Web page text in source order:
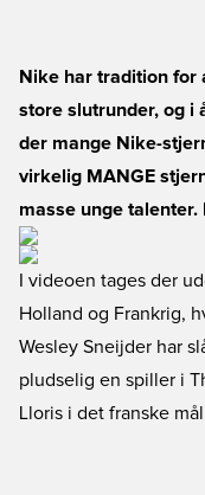
Nike har tradition for
store slutrunder, og i
der mange Nike-
virkelig MANGE
masse unge talenter.
I videoen tages der
Holland og Frankrig,
Wesley Sneijder har
pludselig en spiller i
Lloris i det franske